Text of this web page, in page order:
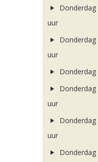
Donderdag
uur
Donderdag
uur
Donderdag
uur
uur